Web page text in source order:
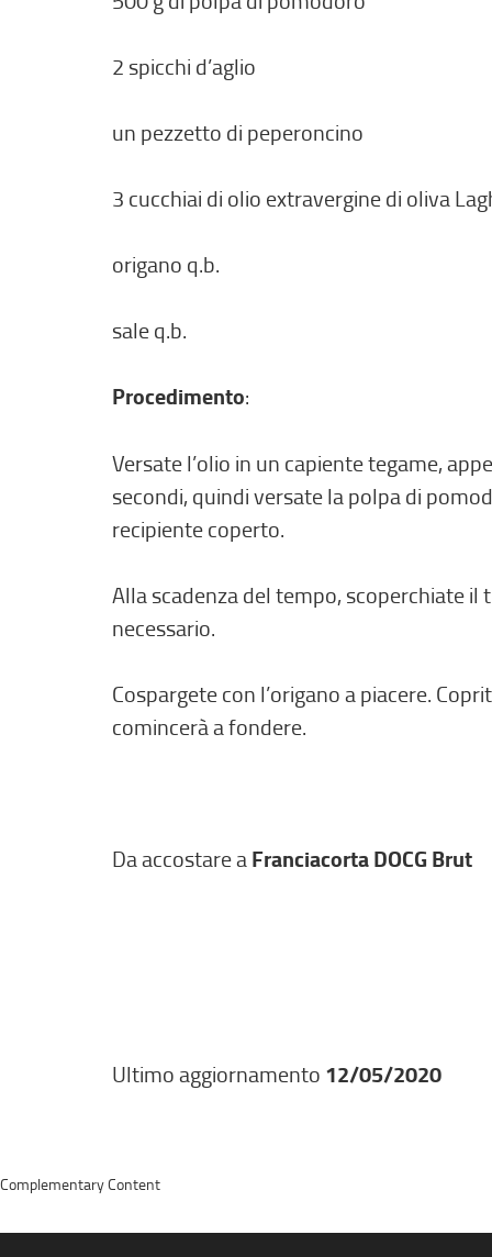
2 spicchi d’aglio
un pezzetto di peperoncino
3 cucchiai di olio extravergine di oliva
origano q.b.
sale q.b.
Procedimento:
Versate l’olio in un capiente tegame,
secondi, quindi versate la polpa di
recipiente coperto.
Alla scadenza del tempo, scoperchiate il
necessario.
Cospargete con l’origano a piacere.
comincerà a fondere.
Da accostare aFranciacorta DOCG Brut
Ultimo aggiornamento 12/05/2020
Complementary Content